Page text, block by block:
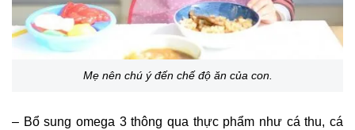
Mẹ nên chú ý đến chế độ ăn của con.
– Bổ sung omega 3 thông qua thực phẩm như cá thu, cá